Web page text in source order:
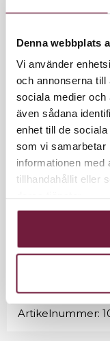
Denna webbplats
Vi använder
och annonserna till
sociala medier
även sådana
enhet till de
som vi samarbetar
informationen med
tillhandahållit eller
INFORMATION
Vattenbehållare
Viss leveranstid
Kontakta oss om
Artikelnummer: